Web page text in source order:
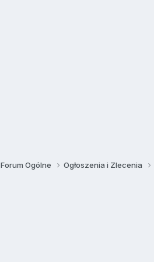
Forum Ogólne Ogłoszenia i Zlecenia